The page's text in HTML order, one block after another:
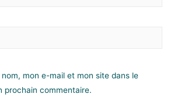
mon e-mail et mon site dans le
prochain commentaire.